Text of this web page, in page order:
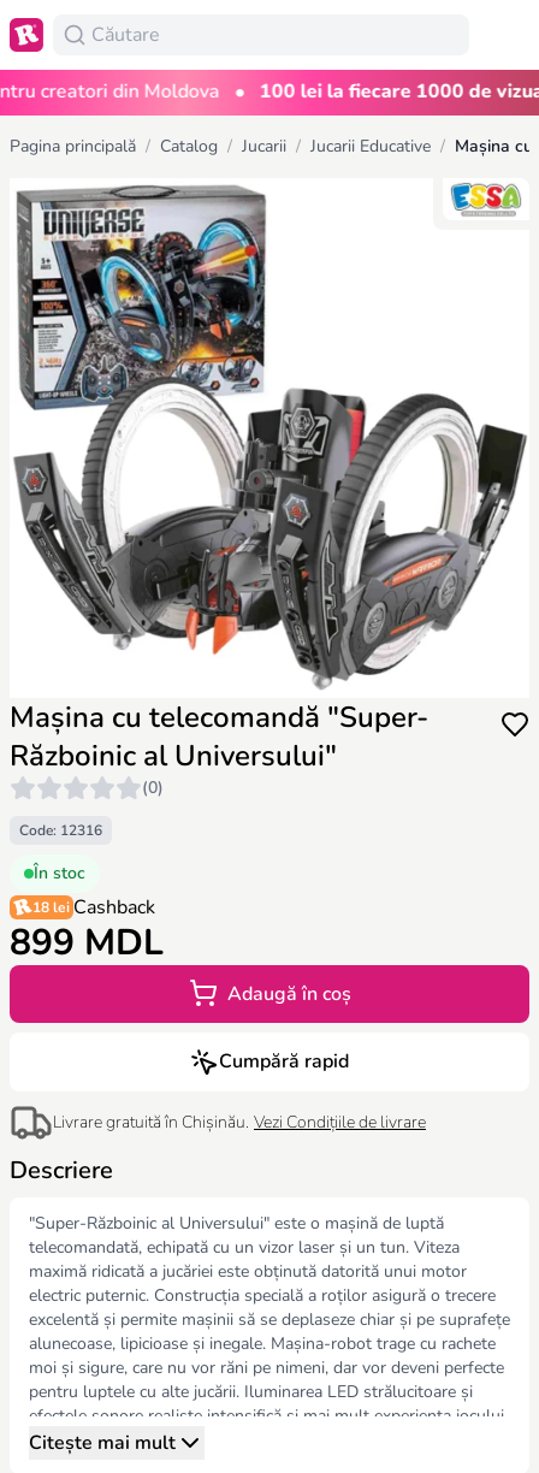
creatori din Moldova • 100 lei la fiecare 1000 de
Pagina principală / Catalog / Jucarii / Jucarii Educative /
Mașina cu telecomandă "Super-
Războinic al Universului"
(0)
Code: 12316
În stoc
18 lei Cashback
899 MDL
Adaugă în coș
Cumpără rapid
Livrare gratuită în Chișinău. Vezi Condițiile de livrare
Descriere
"Super-Războinic al Universului" este o mașină de luptă
telecomandată, echipată cu un vizor laser și un tun. Viteza
maximă ridicată a jucăriei este obținută datorită unui motor
electric puternic. Construcția specială a roților asigură o trecere
excelentă și permite mașinii să se deplaseze chiar și pe suprafețe
alunecoase, lipicioase și inegale. Mașina-robot trage cu rachete
moi și sigure, care nu vor răni pe nimeni, dar vor deveni perfecte
pentru luptele cu alte jucării. Iluminarea LED strălucitoare și
efectele sonore realiste intensifică și mai mult experiența jocului.
Descriere suplimentară: Viteză mare și manevrabilitate,
Citește mai mult